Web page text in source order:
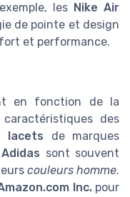
les Nike Air
de pointe et design
et performance.
en fonction de la
des
lacets de marques
Adidas sont souvent
couleurs homme.
Inc.pour